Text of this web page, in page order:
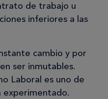
de trabajo u
inferiores a las
cambio y por
ser inmutables.
Laboral es uno de
experimentado.